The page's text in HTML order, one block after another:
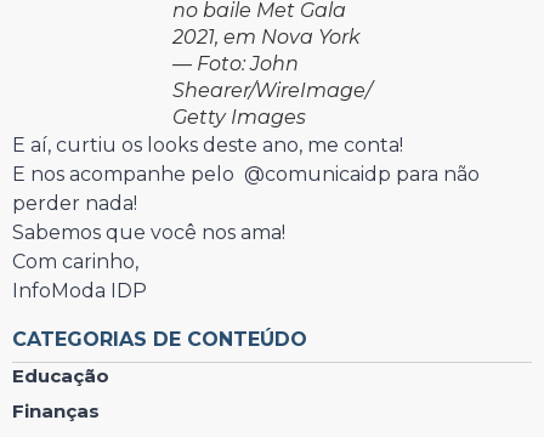
no baile Met Gala
2021, em Nova York
— Foto: John
Shearer/WireImage/
Getty Images
E aí, curtiu os looks deste ano, me conta!
E nos acompanhe pelo @comunicaidp para não
perder nada!
Sabemos que você nos ama!
Com carinho,
InfoModa IDP
CATEGORIAS DE CONTEÚDO
Educação
Finanças